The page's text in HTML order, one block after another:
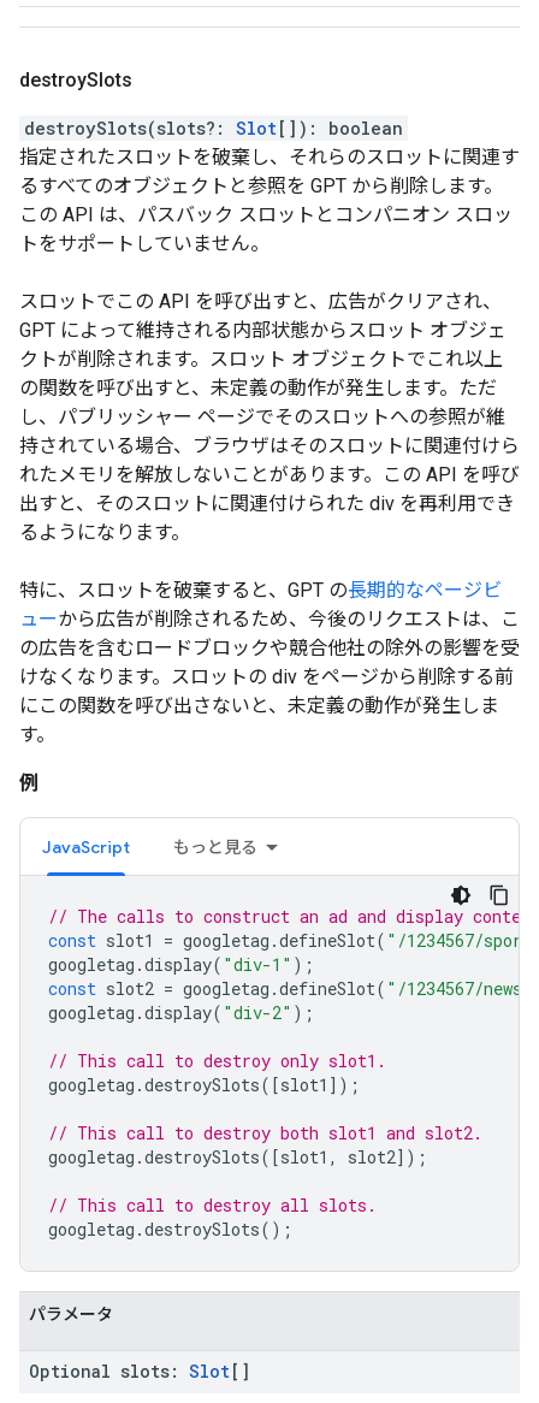
destroySlots
destroySlots(slots?: Slot[] ) : boolean
指定されたスロットを破棄し、それらのスロットに関連す
るすべてのオブジェクトと参照を GPT から削除します。
この API は、パスバック スロットとコンパニオン スロッ
トをサポートしていません。
スロットでこの API を呼び出すと、広告がクリアされ、
GPT によって維持される内部状態からスロット オブジェ
クトが削除されます。スロット オブジェクトでこれ以上
の関数を呼び出すと、未定義の動作が発生します。ただ
し、パブリッシャー ページでそのスロットへの参照が維
持されている場合、ブラウザはそのスロットに関連付けら
れたメモリを解放しないことがあります。この API を呼び
出すと、そのスロットに関連付けられた div を再利用でき
るようになります。
特に、スロットを破棄すると、GPT の長期的なページビ
ューから広告が削除されるため、今後のリクエストは、こ
の広告を含むロードブロックや競合他社の除外の影響を受
けなくなります。スロットの div をページから削除する前
にこの関数を呼び出さないと、未定義の動作が発生しま
す。
例
JavaScript もっと見る
// The calls to construct an ad and display
const slot1 = googletag .defineSlot( "/1234567/
googletag .display( "div-1" );
const slot2 = googletag .defineSlot( "/1234567/news"
googletag .display( "div-2" );
// This call to destroy only slot1.
googletag .destroySlots([slot1 ]);
// This call to destroy both slot1 and slot2.
googletag .destroySlots([slot1 , slot2]);
// This call to destroy all slots.
googletag .destroySlots();
パラメータ
Optional slots: Slot[]